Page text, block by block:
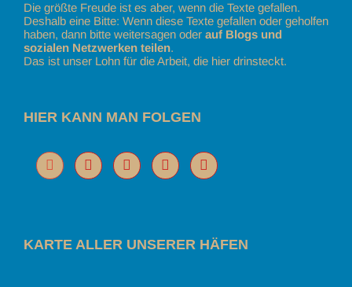
Die größte Freude ist es aber, wenn die Texte gefallen.
Deshalb eine Bitte: Wenn diese Texte gefallen oder geholfen
haben, dann bitte weitersagen oder auf Blogs und
sozialen Netzwerken teilen.
Das ist unser Lohn für die Arbeit, die hier drinsteckt.
HIER KANN MAN FOLGEN
KARTE ALLER UNSERER HÄFEN